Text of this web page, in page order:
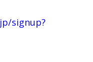
signup?